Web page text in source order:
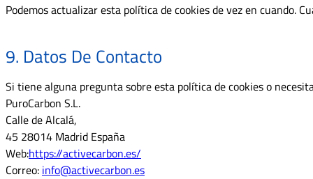
Podemos actualizar esta política de cookies de vez en cuando.
9. Datos De Contacto
Si tiene alguna pregunta sobre esta política de cookies o
PuroCarbon S.L.
Calle de Alcalá,
45 28014 Madrid España
Web:https://activecarbon.es/
Correo: info@activecarbon.es